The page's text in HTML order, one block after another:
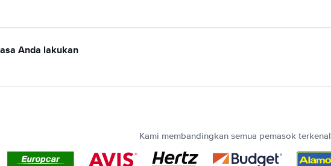
Anda lakukan
Kami membandingkan semua pemasok terkenal